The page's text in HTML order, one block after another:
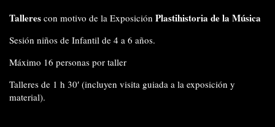
Talleres con motivo de la Exposición Plastihistoria de la Música
Sesión niños de Infantil de 4 a 6 años.
Máximo 16 personas por taller
Talleres de 1 h 30′ (incluyen visita guiada a la exposición y
material).